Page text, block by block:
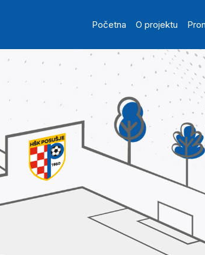
Main
Početna O projektu